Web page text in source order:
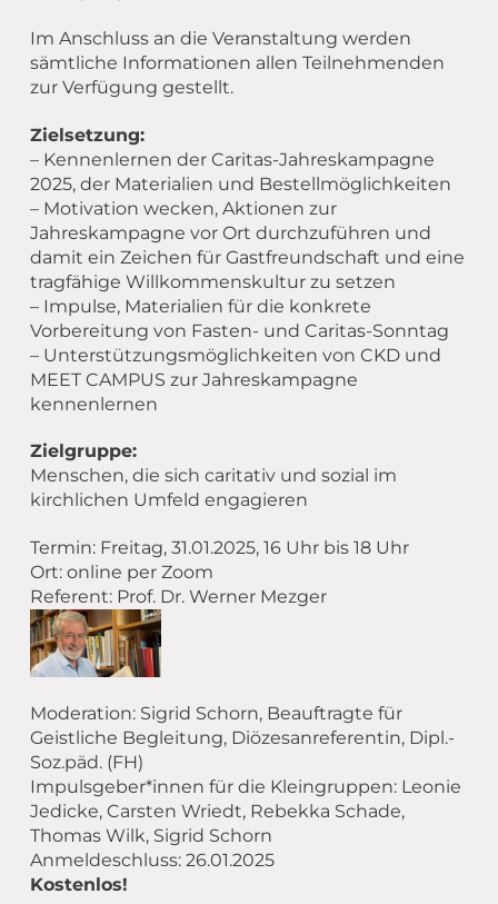
Im Anschluss an die Veranstaltung werden
sämtliche Informationen allen Teilnehmenden
zur Verfügung gestellt.
Zielsetzung:
– Kennenlernen der Caritas-Jahreskampagne
2025, der Materialien und Bestellmöglichkeiten
– Motivation wecken, Aktionen zur
Jahreskampagne vor Ort durchzuführen und
damit ein Zeichen für Gastfreundschaft und eine
tragfähige Willkommenskultur zu setzen
– Impulse, Materialien für die konkrete
Vorbereitung von Fasten- und Caritas-Sonntag
– Unterstützungsmöglichkeiten von CKD und
MEET CAMPUS zur Jahreskampagne
kennenlernen
Zielgruppe:
Menschen, die sich caritativ und sozial im
kirchlichen Umfeld engagieren
Termin: Freitag, 31.01.2025, 16 Uhr bis 18 Uhr
Ort: online per Zoom
Referent: Prof. Dr. Werner Mezger
Moderation: Sigrid Schorn, Beauftragte für
Geistliche Begleitung, Diözesanreferentin, Dipl.-
Soz.päd. (FH)
Impulsgeber*innen für die Kleingruppen: Leonie
Jedicke, Carsten Wriedt, Rebekka Schade,
Thomas Wilk, Sigrid Schorn
Anmeldeschluss: 26.01.2025
Kostenlos!